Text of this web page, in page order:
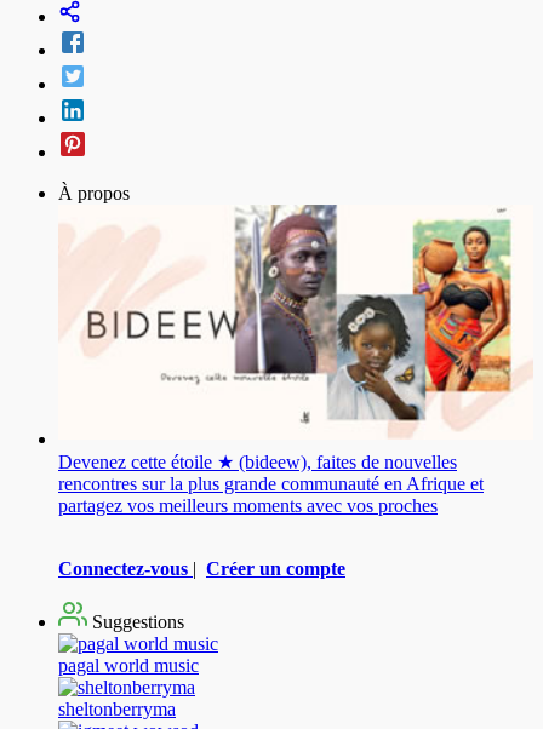
À propos
Devenez cette étoile ★ (bideew), faites de nouvelles
rencontres sur la plus grande communauté en Afrique et
partagez vos meilleurs moments avec vos proches
Connectez-vous | Créer un compte
Suggestions
pagal world music
sheltonberryma